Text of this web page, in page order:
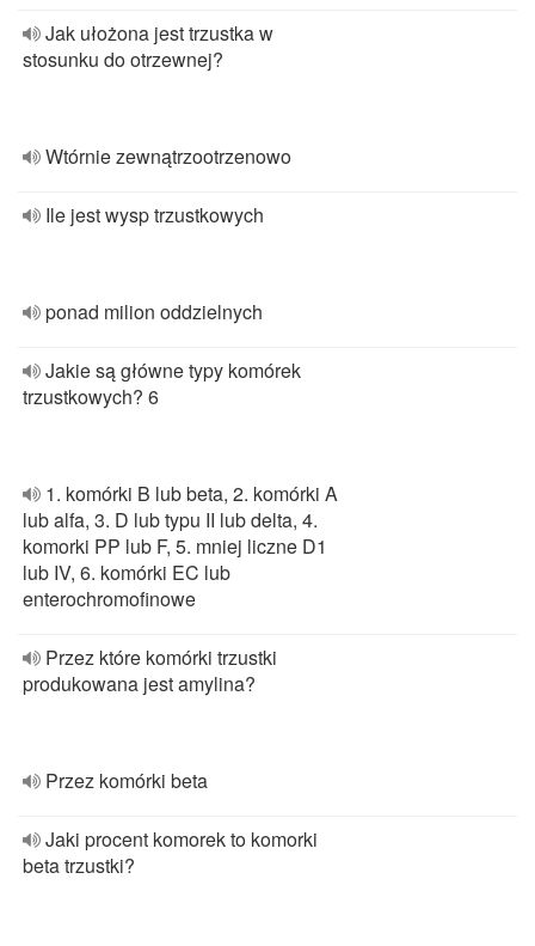
Jak ułożona jest trzustka w
stosunku do otrzewnej?
Wtórnie zewnątrzootrzenowo
Ile jest wysp trzustkowych
ponad milion oddzielnych
Jakie są główne typy komórek
trzustkowych? 6
1. komórki B lub beta, 2. komórki A
lub alfa, 3. D lub typu II lub delta, 4.
komorki PP lub F, 5. mniej liczne D1
lub IV, 6. komórki EC lub
enterochromofinowe
Przez które komórki trzustki
produkowana jest amylina?
Przez komórki beta
Jaki procent komorek to komorki
beta trzustki?